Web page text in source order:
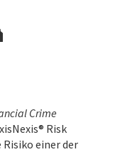
Crime
Risk
einer der